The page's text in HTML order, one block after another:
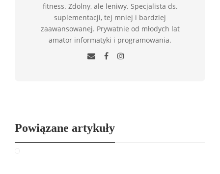
fitness. Zdolny, ale leniwy. Specjalista ds.
suplementacji, tej mniej i bardziej
zaawansowanej. Prywatnie od młodych lat
amator informatyki i programowania.
Powiązane artykuły